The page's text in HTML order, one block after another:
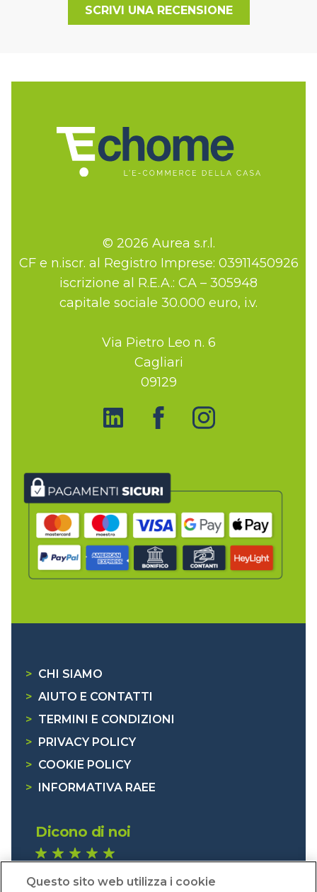
SCRIVI UNA RECENSIONE
© 2026 Aurea s.r.l.
CF e n.iscr. al Registro Imprese: 03911450926
iscrizione al R.E.A.: CA – 305948
capitale sociale 30.000 euro, i.v.
Via Pietro Leo n. 6
Cagliari
09129
> CHI SIAMO
> AIUTO E CONTATTI
> TERMINI E CONDIZIONI
>
PRIVACY POLICY
> COOKIE POLICY
>
INFORMATIVA RAEE
Dicono di noi
Eccellente (4,8)
Questo sito web utilizza i cookie